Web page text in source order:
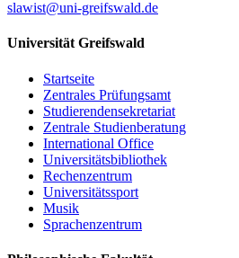
slawist@uni-greifswald.de
Universität Greifswald
Startseite
Zentrales Prüfungsamt
Studierendensekretariat
Zentrale Studienberatung
International Office
Universitätsbibliothek
Rechenzentrum
Universitätssport
Musik
Sprachenzentrum